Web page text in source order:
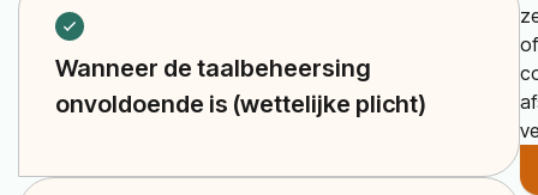
Wanneer de taalbeheersing
onvoldoende is (wettelijke plicht)